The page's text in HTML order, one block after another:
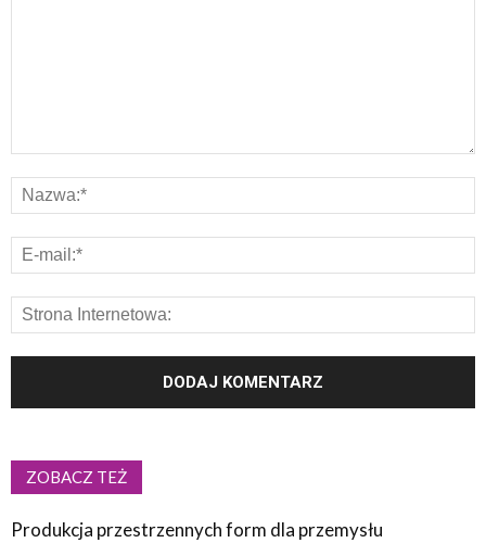
ZOBACZ TEŻ
Produkcja przestrzennych form dla przemysłu